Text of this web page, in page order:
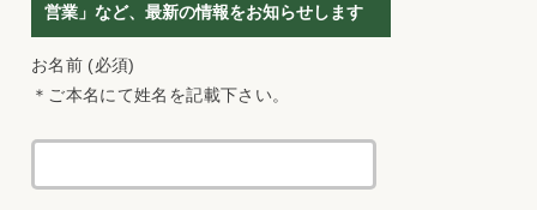
営業」など、最新の情報をお知らせします
お名前 (必須)
＊ご本名にて姓名を記載下さい。